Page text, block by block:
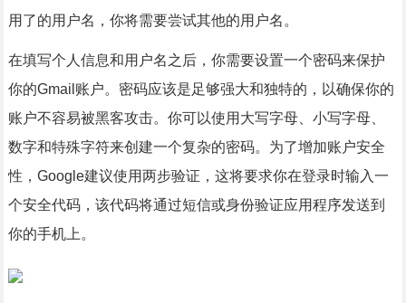
用了的用户名，你将需要尝试其他的用户名。
在填写个人信息和用户名之后，你需要设置一个密码来保护
你的Gmail账户。密码应该是足够强大和独特的，以确保你的
账户不容易被黑客攻击。你可以使用大写字母、小写字母、
数字和特殊字符来创建一个复杂的密码。为了增加账户安全
性，Google建议使用两步验证，这将要求你在登录时输入一
个安全代码，该代码将通过短信或身份验证应用程序发送到
你的手机上。